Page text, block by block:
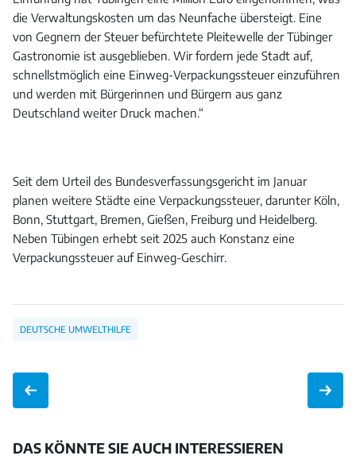
die Verwaltungskosten um das Neunfache übersteigt. Eine
von Gegnern der Steuer befürchtete Pleitewelle der Tübinger
Gastronomie ist ausgeblieben. Wir fordern jede Stadt auf,
schnellstmöglich eine Einweg-Verpackungssteuer einzuführen
und werden mit Bürgerinnen und Bürgern aus ganz
Deutschland weiter Druck machen.“
Seit dem Urteil des Bundesverfassungsgericht im Januar
planen weitere Städte eine Verpackungssteuer, darunter Köln,
Bonn, Stuttgart, Bremen, Gießen, Freiburg und Heidelberg.
Neben Tübingen erhebt seit 2025 auch Konstanz eine
Verpackungssteuer auf Einweg-Geschirr.
DEUTSCHE UMWELTHILFE
DAS KÖNNTE SIE AUCH INTERESSIEREN